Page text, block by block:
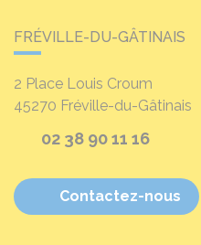
FRÉVILLE-DU-GÂTINAIS
2 Place Louis Croum
45270 Fréville-du-Gâtinais
02 38 90 11 16
Contactez-nous